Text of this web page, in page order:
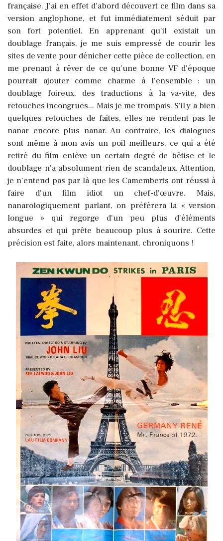
française. J'ai en effet d'abord découvert ce film dans sa
version anglophone, et fut immédiatement séduit par
son fort potentiel. En apprenant qu'il existait un
doublage français, je me suis empressé de courir les
sites de vente pour dénicher cette pièce de collection, en
me prenant à rêver de ce qu'une bonne VF d'époque
pourrait ajouter comme charme à l'ensemble : un
doublage foireux, des traductions à la va-vite, des
retouches incongrues... Mais je me trompais. S'il y a bien
quelques retouches de faites, elles ne rendent pas le
nanar encore plus nanar. Au contraire, les dialogues
sont même à mon avis un poil meilleurs, ce qui a été
retiré du film enlève un certain degré de bêtise et le
doublage n'a absolument rien de scandaleux. Attention,
je n'entend pas par là que les Camemberts ont réussi à
faire d'un film idiot un chef-d'œuvre. Mais,
nanarologiquement parlant, on préférera la « version
longue » qui regorge d'un peu plus d'éléments
absurdes et qui prête beaucoup plus à sourire. Cette
précision est faite, alors maintenant, chroniquons !